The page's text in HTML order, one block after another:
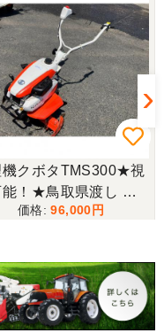
械に詳しく 丁寧にご
少し距離はあります
うき屋さんを利用し
、満足、です。
、くれました。
機クボタTMS300★視
能！★鳥取県渡し ク
管理機 TMS300 ガソ
【P11485817】
96,000